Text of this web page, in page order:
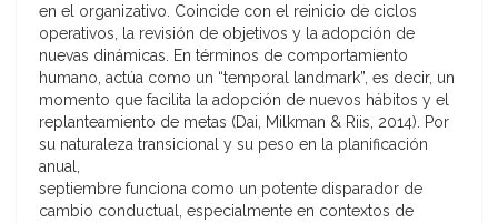
en el organizativo. Coincide con el reinicio de ciclos
operativos, la revisión de objetivos y la adopción de
nuevas dinámicas. En términos de comportamiento
humano, actúa como un “temporal landmark”, es decir, un
momento que facilita la adopción de nuevos hábitos y el
replanteamiento de metas (Dai, Milkman & Riis, 2014). Por
su naturaleza transicional y su peso en la planificación
anual,
septiembre funciona como un potente disparador de
cambio conductual, especialmente en contextos de